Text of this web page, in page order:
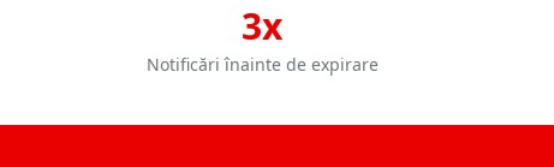
3x
Notificări înainte de expirare